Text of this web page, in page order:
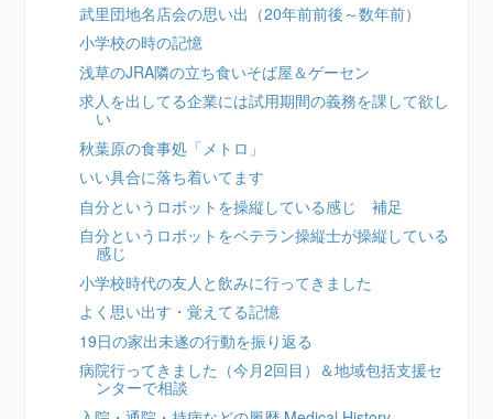
武里団地名店会の思い出（20年前前後～数年前）
小学校の時の記憶
浅草のJRA隣の立ち食いそば屋＆ゲーセン
求人を出してる企業には試用期間の義務を課して欲し
い
秋葉原の食事処「メトロ」
いい具合に落ち着いてます
自分というロボットを操縦している感じ 補足
自分というロボットをベテラン操縦士が操縦している
感じ
小学校時代の友人と飲みに行ってきました
よく思い出す・覚えてる記憶
19日の家出未遂の行動を振り返る
病院行ってきました（今月2回目）＆地域包括支援セ
ンターで相談